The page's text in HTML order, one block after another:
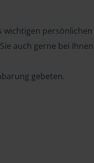
wichtigen persönlichen
auch gerne bei Ihnen
gebeten.